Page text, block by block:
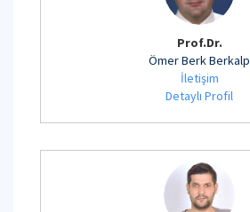
Prof.Dr.
Ömer Berk Berkalp
İletişim
Detaylı Profil